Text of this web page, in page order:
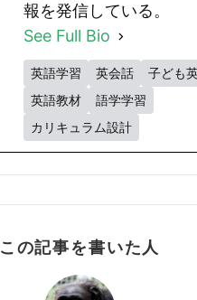
報を発信している。
See Full Bio
英語学習 英会話
子ども
英語教材
語学学習
カリキュラム設計
この記事を書いた人